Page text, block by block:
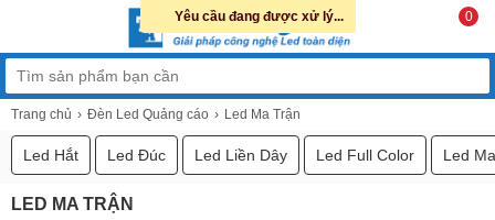
0
Trang chủ Đèn Led Quảng cáo Led Ma Trận
Led Hắt Led Đúc Led Liền Dây Led Full Color Led
LED MA TRẬN
Yêu cầu đang được xử lý...